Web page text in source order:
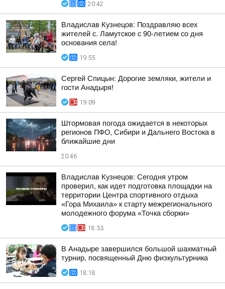
20:42
Владислав Кузнецов: Поздравляю всех
жителей с. Ламутское с 90-летием со дня
основания села!
19:55
Сергей Спицын: Дорогие земляки, жители и
гости Анадыря!
19:09
Штормовая погода ожидается в некоторых
регионов ПФО, Сибири и Дальнего Востока в
ближайшие дни
20:46
Владислав Кузнецов: Сегодня утром
проверил, как идет подготовка площадки на
территории Центра спортивного отдыха
«Гора Михаила» к старту межрегионального
молодежного форума «Точка сборки»
18:33
В Анадыре завершился большой шахматный
турнир, посвященный Дню физкультурника
18:18